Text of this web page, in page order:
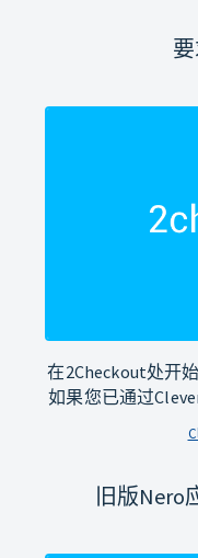
在2Checkout处开
如果您已通过
旧版Nero